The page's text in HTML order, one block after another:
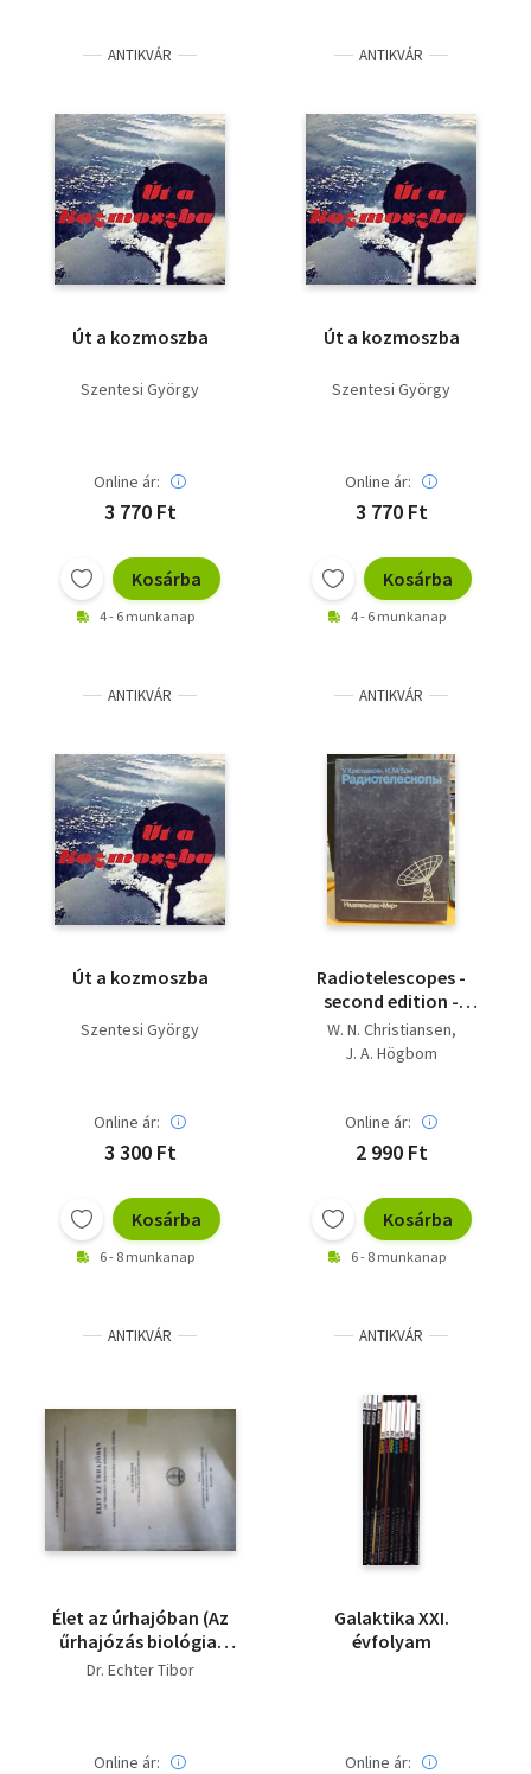
Történelem
Egyéb
ANTIKVÁR
Út a kozmoszba
Szentesi György
Online ár:
3 770 Ft
Kosárba
4 - 6 munkanap
ANTIKVÁR
Út a kozmoszba
Szentesi György
Online ár:
3 770 Ft
Kosárba
4 - 6 munkanap
ANTIKVÁR
Út a kozmoszba
Szentesi György
Online ár:
3 300 Ft
Kosárba
6 - 8 munkanap
ANTIKVÁR
Radiotelescopes -
second edition -
Радиотелескопы,
orosz nyelvű
W. N. Christiansen
J. A. Högbom
Online ár:
2 990 Ft
Kosárba
6 - 8 munkanap
ANTIKVÁR
Élet az úrhajóban (Az
űrhajózás biológiai
kérdései)
Dr. Echter Tibor
Online ár:
ANTIKVÁR
Galaktika XXI.
évfolyam
Online ár: